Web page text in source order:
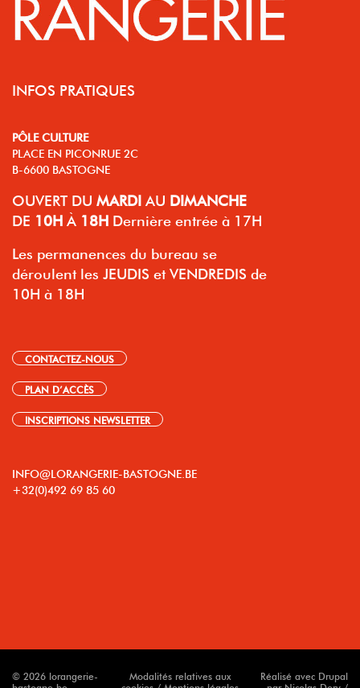
INFOS PRATIQUES
PÔLE CULTURE
PLACE EN PICONRUE 2C
B-6600 BASTOGNE
OUVERT DU MARDI AU DIMANCHE
DE 10H À 18H Dernière entrée à 17H
Les permanences du bureau se
déroulent les JEUDIS et VENDREDIS de
10H à 18H
CONTACTEZ-NOUS
PLAN D’ACCÈS
INSCRIPTIONS NEWSLETTER
INFO@LORANGERIE-BASTOGNE.BE
+32(0)492 69 85 60
© 2026 lorangerie-
bastogne.be
Modalités relatives aux
cookies / Mentions légales
Réalisé avec Drupal
par Nicolas Dory /